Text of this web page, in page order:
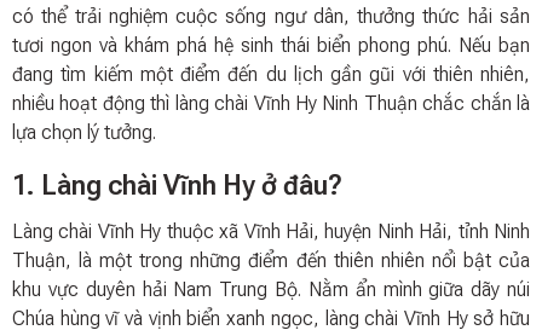
có thể trải nghiệm cuộc sống ngư dân, thưởng thức hải sản
tươi ngon và khám phá hệ sinh thái biển phong phú. Nếu bạn
đang tìm kiếm một điểm đến du lịch gần gũi với thiên nhiên,
nhiều hoạt động thì làng chài Vĩnh Hy Ninh Thuận chắc chắn là
lựa chọn lý tưởng.
1. Làng chài Vĩnh Hy ở đâu?
Làng chài Vĩnh Hy thuộc xã Vĩnh Hải, huyện Ninh Hải, tỉnh Ninh
Thuận, là một trong những điểm đến thiên nhiên nổi bật của
khu vực duyên hải Nam Trung Bộ. Nằm ẩn mình giữa dãy núi
Chúa hùng vĩ và vịnh biển xanh ngọc, làng chài Vĩnh Hy sở hữu